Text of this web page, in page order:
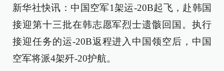
新华社快讯：中国空军1架运-20B起飞，赴韩国
接迎第十三批在韩志愿军烈士遗骸回国。执行
接迎任务的运-20B返程进入中国领空后，中国
空军将派4架歼-20护航。